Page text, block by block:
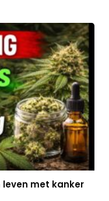
leven met kanker